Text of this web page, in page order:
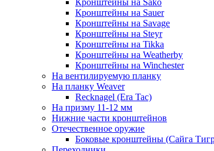
Кронштейны на Sako
Кронштейны на Sauer
Кронштейны на Savage
Кронштейны на Steyr
Кронштейны на Tikka
Кронштейны на Weatherby
Кронштейны на Winchester
На вентилируемую планку
На планку Weaver
Recknagel (Era Tac)
На призму 11-12 мм
Нижние части кронштейнов
Отечественное оружие
Боковые кронштейны (Сайга